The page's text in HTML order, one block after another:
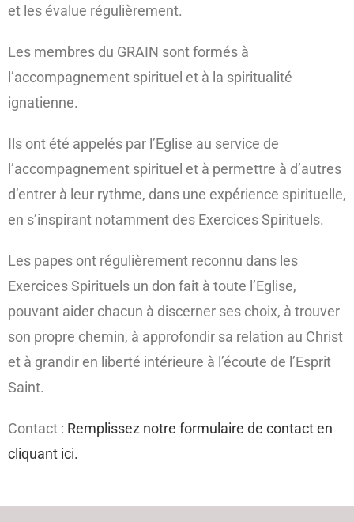
et les évalue régulièrement.
Les membres du GRAIN sont formés à
l’accompagnement spirituel et à la spiritualité
ignatienne.
Ils ont été appelés par l’Eglise au service de
l’accompagnement spirituel et à permettre à d’autres
d’entrer à leur rythme, dans une expérience spirituelle,
en s’inspirant notamment des Exercices Spirituels.
Les papes ont régulièrement reconnu dans les
Exercices Spirituels un don fait à toute l’Eglise,
pouvant aider chacun à discerner ses choix, à trouver
son propre chemin, à approfondir sa relation au Christ
et à grandir en liberté intérieure à l’écoute de l’Esprit
Saint.
Contact : Remplissez notre formulaire de contact en
cliquant ici.